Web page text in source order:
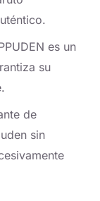
es un
su
de
sin